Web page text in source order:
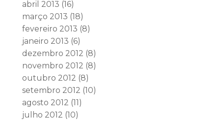
abril 2013 (16)
março 2013 (18)
fevereiro 2013 (8)
janeiro 2013 (6)
dezembro 2012 (8)
novembro 2012 (8)
outubro 2012 (8)
setembro 2012 (10)
agosto 2012 (11)
julho 2012 (10)